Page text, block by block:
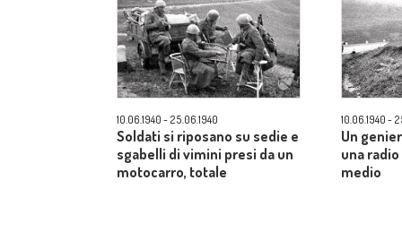
10.06.1940 - 25.06.1940
Soldati si riposano su sedie e
sgabelli di vimini presi da un
motocarro, totale
10.06.1940 -
Un
una
medio